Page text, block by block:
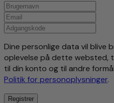
Dine personlige data vil
oplevelse på dette websted,
til din konto og til andre
Politik for personoplysninger.